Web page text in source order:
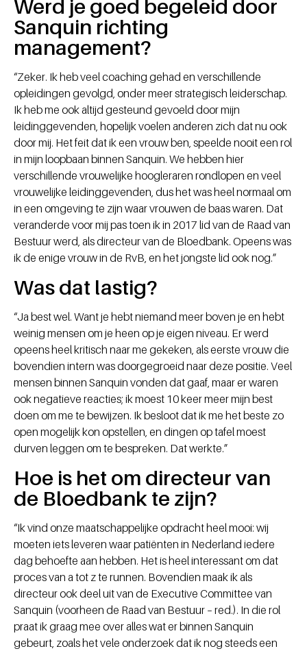
Werd je goed begeleid door
Sanquin richting
management?
“Zeker. Ik heb veel coaching gehad en verschillende
opleidingen gevolgd, onder meer strategisch leiderschap.
Ik heb me ook altijd gesteund gevoeld door mijn
leidinggevenden, hopelijk voelen anderen zich dat nu ook
door mij. Het feit dat ik een vrouw ben, speelde nooit een rol
in mijn loopbaan binnen Sanquin. We hebben hier
verschillende vrouwelijke hoogleraren rondlopen en veel
vrouwelijke leidinggevenden, dus het was heel normaal om
in een omgeving te zijn waar vrouwen de baas waren. Dat
veranderde voor mij pas toen ik in 2017 lid van de Raad van
Bestuur werd, als directeur van de Bloedbank. Opeens was
ik de enige vrouw in de RvB, en het jongste lid ook nog.”
Was dat lastig?
“Ja best wel. Want je hebt niemand meer boven je en hebt
weinig mensen om je heen op je eigen niveau. Er werd
opeens heel kritisch naar me gekeken, als eerste vrouw die
bovendien intern was doorgegroeid naar deze positie. Veel
mensen binnen Sanquin vonden dat gaaf, maar er waren
ook negatieve reacties; ik moest 10 keer meer mijn best
doen om me te bewijzen. Ik besloot dat ik me het beste zo
open mogelijk kon opstellen, en dingen op tafel moest
durven leggen om te bespreken. Dat werkte.”
Hoe is het om directeur van
de Bloedbank te zijn?
“Ik vind onze maatschappelijke opdracht heel mooi: wij
moeten iets leveren waar patiënten in Nederland iedere
dag behoefte aan hebben. Het is heel interessant om dat
proces van a tot z te runnen. Bovendien maak ik als
directeur ook deel uit van de Executive Committee van
Sanquin (voorheen de Raad van Bestuur – red.). In die rol
praat ik graag mee over alles wat er binnen Sanquin
gebeurt, zoals het vele onderzoek dat ik nog steeds een